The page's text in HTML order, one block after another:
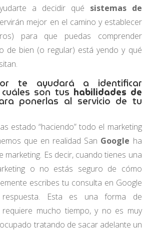
a decidir qué sistemas de
mejor en el camino y establecer
para que puedas comprender
de bien (o regular) está yendo y qué
te ayudará a identificar
son tus habilidades de
ponerlas al servicio de tu
estado “haciendo” todo el marketing
que en realidad San Google ha
marketing. Es decir, cuando tienes una
o no estás seguro de cómo
escribes tu consulta en Google
Esta es una forma de
requiere mucho tiempo, y no es muy
tratando de sacar adelante un